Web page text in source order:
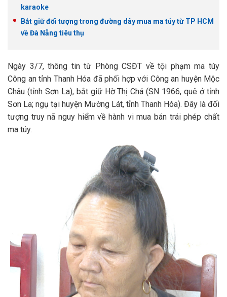
karaoke
Bắt giữ đối tượng trong đường dây mua ma túy từ TP HCM
về Đà Nẵng tiêu thụ
Ngày 3/7, thông tin từ Phòng CSĐT về tội phạm ma túy
Công an tỉnh Thanh Hóa đã phối hợp với Công an huyện Mộc
Châu (tỉnh Sơn La), bắt giữ Hờ Thị Chá (SN 1966, quê ở tỉnh
Sơn La; ngụ tại huyện Mường Lát, tỉnh Thanh Hóa). Đây là đối
tượng truy nã nguy hiểm về hành vi mua bán trái phép chất
ma túy.